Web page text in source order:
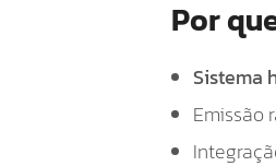
Por
Sistema
Emissão